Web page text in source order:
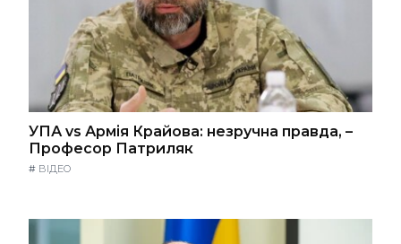
УПА vs Армія Крайова: незручна правда, –
Професор Патриляк
# ВІДЕО